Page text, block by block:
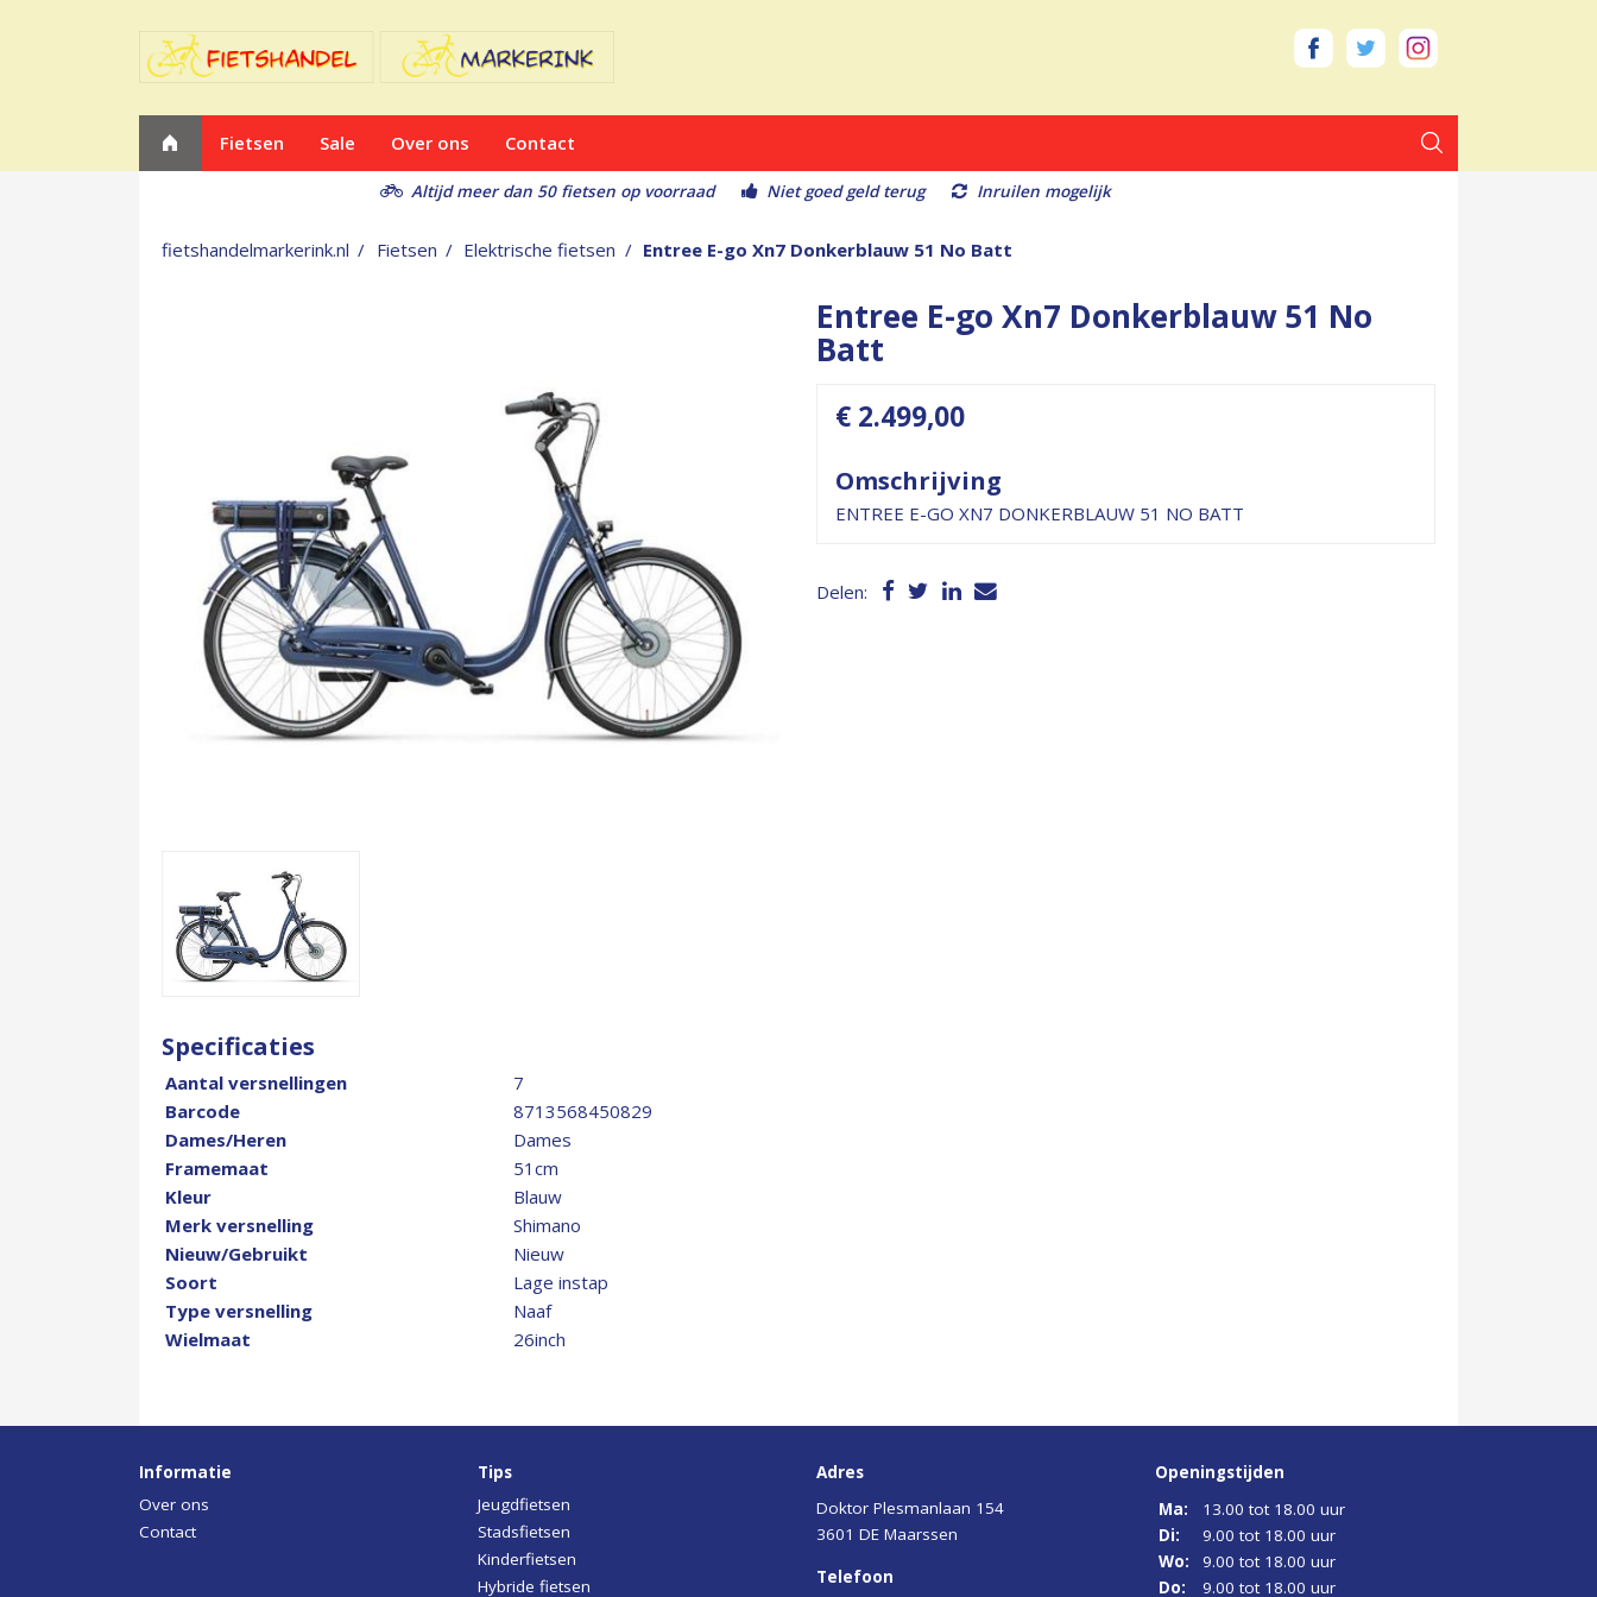
Fietsen Sale Over ons Contact
Altijd meer dan 50 fietsen op voorraad Niet goed geld terug Inruilen mogelijk
fietshandelmarkerink.nl Fietsen Elektrische fietsen Entree E-go Xn7 Donkerblauw 51 No Batt
Entree E-go Xn7 Donkerblauw 51 No
Batt
€ 2.499,00
Omschrijving
ENTREE E-GO XN7 DONKERBLAUW 51 NO BATT
Delen:
Specificaties
Aantal versnellingen
7
Barcode
8713568450829
Dames/Heren
Dames
Framemaat
51cm
Kleur
Blauw
Merk versnelling
Shimano
Nieuw/Gebruikt
Nieuw
Soort
Lage instap
Type versnelling
Naaf
Wielmaat
26inch
Informatie
Over ons
Contact
Tips
Jeugdfietsen
Stadsfietsen
Kinderfietsen
Hybride fietsen
Adres
Doktor Plesmanlaan 154
3601 DE Maarssen
Telefoon
Openingstijden
Ma:
13.00 tot 18.00 uur
Di:
9.00 tot 18.00 uur
Wo:
9.00 tot 18.00 uur
Do:
9.00 tot 18.00 uur